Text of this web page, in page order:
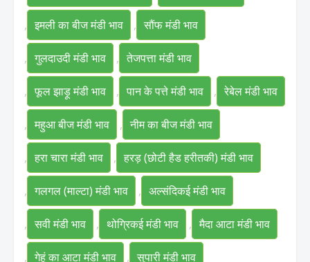
, इमली का बीज मंडी भाव , सौंफ मंडी भाव
, गुलदाउदी मंडी भाव , तेजपत्ता मंडी भाव
, फूल झाड़ू मंडी भाव , पान के पत्ते मंडी भाव , रेबेल मंडी भाव
, महुआ बीज मंडी भाव , नीम का बीज मंडी भाव
, हरा चारा मंडी भाव , हरड़ (छोटी हैड हरीतकी) मंडी भाव
, गलगल (माल्टा) मंडी भाव , अल्संदिकई मंडी भाव
, सवी मंडी भाव , थोग्रिकई मंडी भाव , मैदा आटा मंडी भाव
, गेहूं का आटा मंडी भाव , सुपारी मंडी भाव